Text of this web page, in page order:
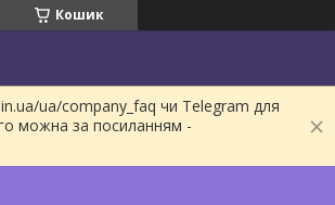
Кошик
ua/company_faq чи Telegram для
можна за посиланням -